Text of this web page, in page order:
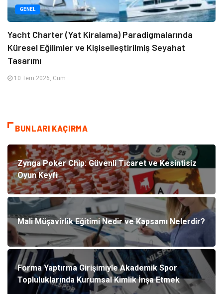
GENEL
Yacht Charter (Yat Kiralama) Paradigmalarında
Küresel Eğilimler ve Kişiselleştirilmiş Seyahat
Tasarımı
10 Tem 2026, Cum
BUNLARI KAÇIRMA
Zynga Poker Chip: Güvenli Ticaret ve Kesintisiz
Oyun Keyfi
Mali Müşavirlik Eğitimi Nedir ve Kapsamı Nelerdir?
Forma Yaptırma Girişimiyle Akademik Spor
Topluluklarında Kurumsal Kimlik İnşa Etmek